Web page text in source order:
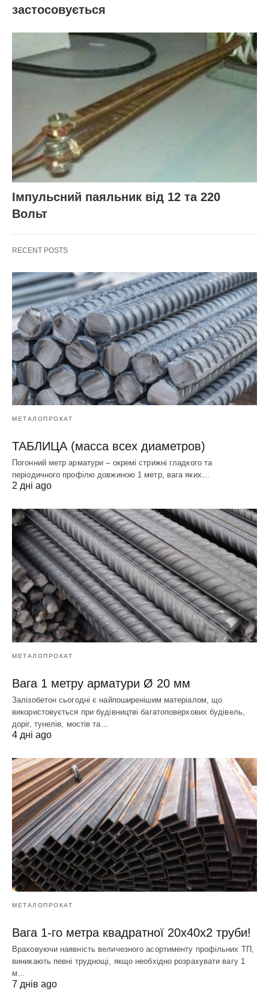
застосовується
Імпульсний паяльник від 12 та 220
Вольт
RECENT POSTS
МЕТАЛОПРОКАТ
ТАБЛИЦА (масса всех диаметров)
Погонний метр арматури – окремі стрижні гладкого та
періодичного профілю довжиною 1 метр, вага яких…
2 дні ago
МЕТАЛОПРОКАТ
Вага 1 метру арматури Ø 20 мм
Залізобетон сьогодні є найпоширенішим матеріалом, що
використовується при будівництві багатоповерхових будівель,
доріг, тунелів, мостів та…
4 дні ago
МЕТАЛОПРОКАТ
Вага 1-го метра квадратної 20х40х2 труби!
Враховуючи наявність величезного асортименту профільних ТП,
виникають певні труднощі, якщо необхідно розрахувати вагу 1
м…
7 днів ago